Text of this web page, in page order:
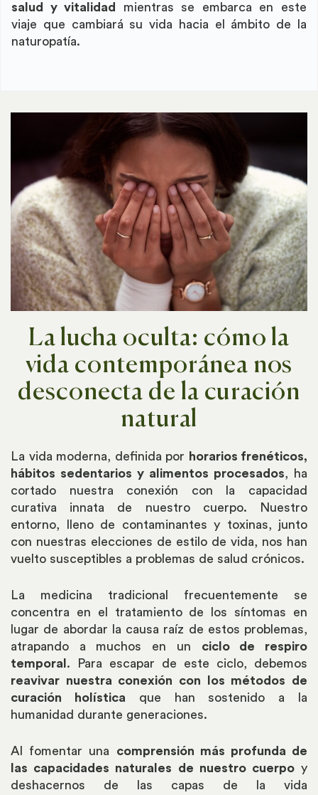
salud y vitalidad
mientras se embarca en este
viaje que cambiará su vida hacia el ámbito de la
naturopatía.
La lucha oculta: cómo la
vida contemporánea nos
desconecta de la curación
natural
La vida moderna, definida por horarios frenéticos,
hábitos sedentarios y alimentos procesados, ha
cortado nuestra conexión con la capacidad
curativa innata de nuestro cuerpo. Nuestro
entorno, lleno de contaminantes y toxinas, junto
con nuestras elecciones de estilo de vida, nos han
vuelto susceptibles a problemas de salud crónicos.
La medicina tradicional frecuentemente se
concentra en el tratamiento de los síntomas en
lugar de abordar la causa raíz de estos problemas,
atrapando a muchos en un ciclo de respiro
temporal . Para escapar de este ciclo, debemos
reavivar nuestra conexión con los métodos de
curación holística que han sostenido a la
humanidad durante generaciones.
Al fomentar una comprensión más profunda de
las capacidades naturales de nuestro cuerpoy
deshacernos de las capas de la vida